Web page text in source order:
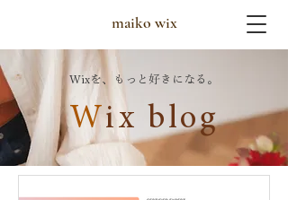
maiko wix
Wixを、もっと好きになる。
W ix blog